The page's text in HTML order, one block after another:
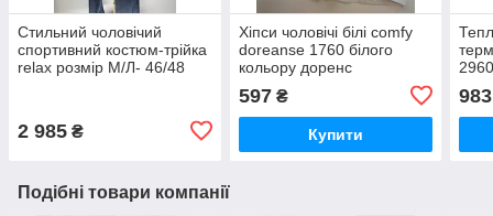
Стильний чоловічий
спортивний костюм-трійка
relax розмір М/Л- 46/48
2 985 ₴
Хіпси чоловічі білі comfy
doreanse 1760 білого
кольору доренс
597₴
Купити
983
Подібні товари компанії